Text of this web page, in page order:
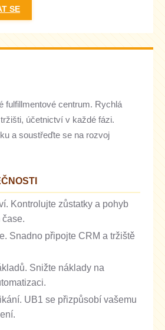
SE
fulfillmentové centrum. Rychlá
účetnictví v každé fázi.
a soustřeďte se na rozvoj
Kontrolujte zůstatky a pohyb
čase.
Snadno připojte CRM a tržiště
Snižte náklady na
UB1 se přizpůsobí vašemu